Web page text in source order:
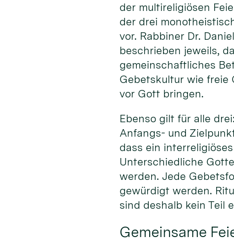
der multireligiösen
der drei
vor. Rabbiner Dr.
beschrieben jeweils,
gemeinschaftliches
Gebetskultur wie freie
vor Gott bringen.
Ebenso gilt für alle
Anfangs- und
dass ein
Unterschiedliche
werden. Jede
gewürdigt werden.
sind deshalb kein Teil
Gemeinsame